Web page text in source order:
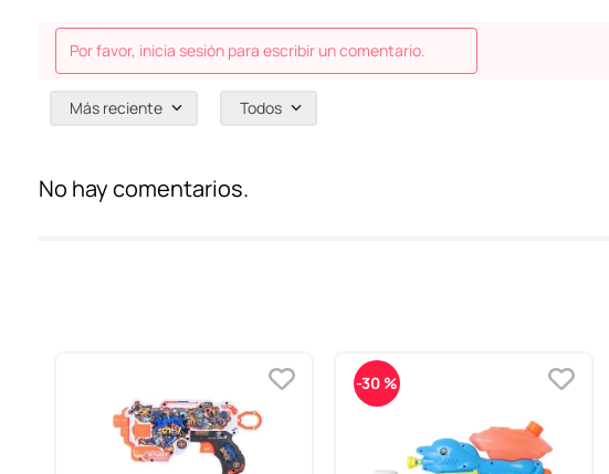
Por favor, inicia sesión para escribir un comentario.
Más reciente Todos
No hay comentarios.
-30 %